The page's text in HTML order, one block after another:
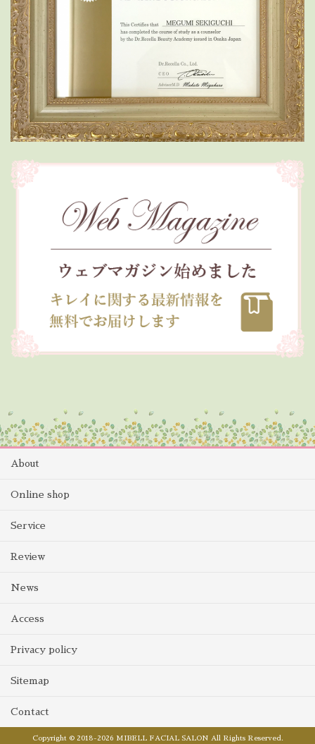
About
Online shop
Service
Review
News
Access
Privacy policy
Sitemap
Contact
Copyright © 2018-2026 MIBELL FACIAL SALON All Rights Reserved.